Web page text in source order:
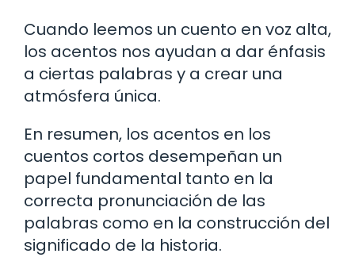
Cuando leemos un cuento en voz alta,
los acentos nos ayudan a dar énfasis
a ciertas palabras y a crear una
atmósfera única.
En resumen, los acentos en los
cuentos cortos desempeñan un
papel fundamental tanto en la
correcta pronunciación de las
palabras como en la construcción del
significado de la historia.